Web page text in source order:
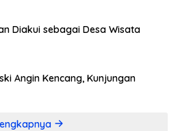
Diakui sebagai Desa Wisata
Angin Kencang, Kunjungan